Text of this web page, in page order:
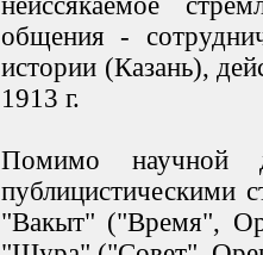
общения -
истории (Казань),
1913 г.
Помимо научной
публицистическими
"Вакыт" ("Время",